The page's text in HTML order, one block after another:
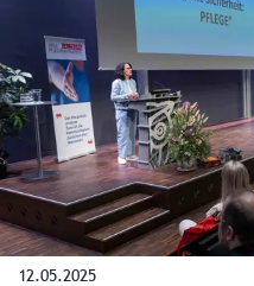
jährlich bis zu 30 junge
Region, für die Region
12.05.2025